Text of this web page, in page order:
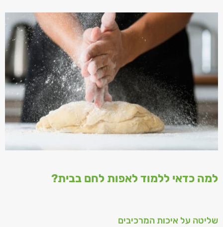
למה כדאי ללמוד לאפות לחם בבית?
שליטה על איכות המרכיבים